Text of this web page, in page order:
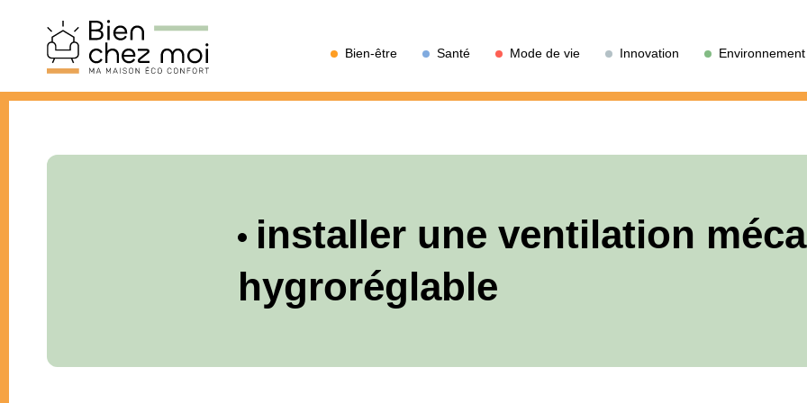
Bien-être Santé Mode de vie Innovation Environnement
installer une ventilation
hygroréglable